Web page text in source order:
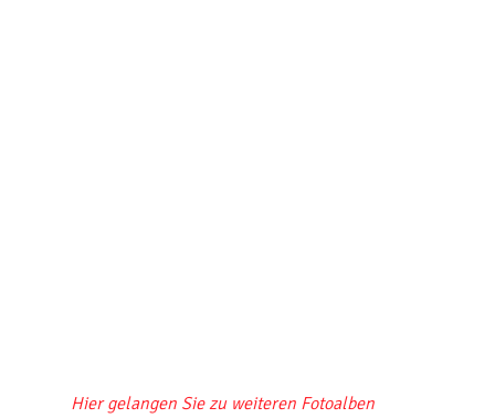
Hier gelangen Sie zu weiteren Fotoalben